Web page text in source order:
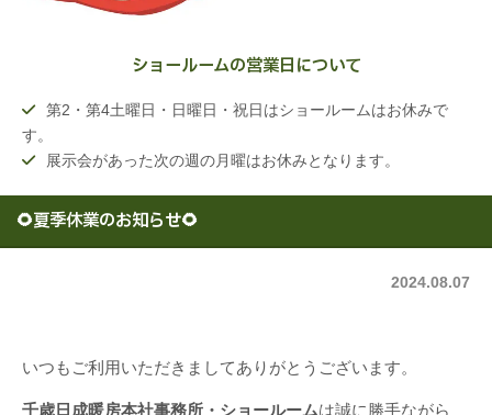
ショールームの営業日について
第2・第4土曜日・日曜日・祝日はショールームはお休みで
す。
展示会があった次の週の月曜はお休みとなります。
🌻夏季休業のお知らせ🌻
2024.08.07
いつもご利用いただきましてありがとうございます。
千歳日成暖房本社事務所・ショールームは誠に勝手ながら